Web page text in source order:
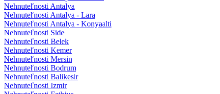
Nehnuteľnosti Antalya
Nehnuteľnosti Antalya - Lara
Nehnuteľnosti Antalya - Konyaalti
Nehnuteľnosti Side
Nehnuteľnosti Belek
Nehnuteľnosti Kemer
Nehnuteľnosti Mersin
Nehnuteľnosti Bodrum
Nehnuteľnosti Balikesir
Nehnuteľnosti Izmir